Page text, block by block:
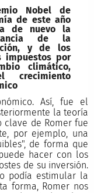
Nobel de
de este año
de nuevo la
de la
y de los
impuestos por
climático,
crecimiento
Así, fue el
la teoría
clave de Romer fue
por ejemplo, una
de forma que
hacer con los
de su inversión.
podía estimular la
forma, Romer nos